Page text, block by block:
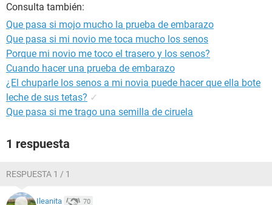
Consulta también:
Que pasa si mojo mucho la prueba de embarazo
Que pasa si mi novio me toca mucho los senos
Porque mi novio me toco el trasero y los senos?
Cuando hacer una prueba de embarazo
¿El chuparle los senos a mi novia puede hacer que ella bote
leche de sus tetas? ✓
Que pasa si me trago una semilla de ciruela
1 respuesta
RESPUESTA 1 / 1
Ileanita 70